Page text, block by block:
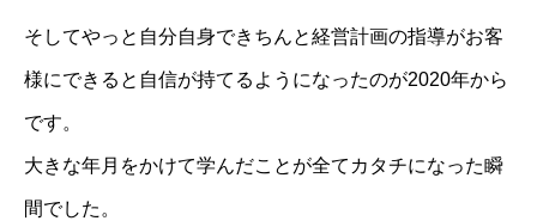
そしてやっと自分自身できちんと経営計画の指導がお客
様にできると自信が持てるようになったのが2020年から
です。
大きな年月をかけて学んだことが全てカタチになった瞬
間でした。